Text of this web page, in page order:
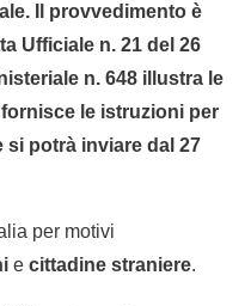
Il provvedimento è
Ufficiale n. 21 del 26
n. 648 illustra le
le istruzioni per
si potrà inviare dal 27
per motivi
e cittadine straniere.